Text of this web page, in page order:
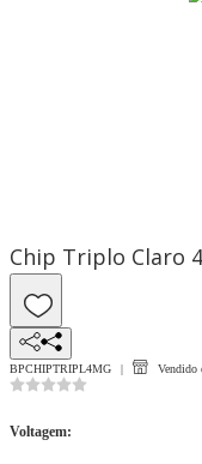
Chip Triplo Claro
BPCHIPTRIPL4MG Vendido
Voltagem: